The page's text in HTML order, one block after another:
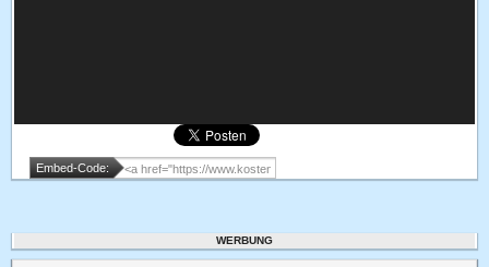
Embed-Code:
WERBUNG